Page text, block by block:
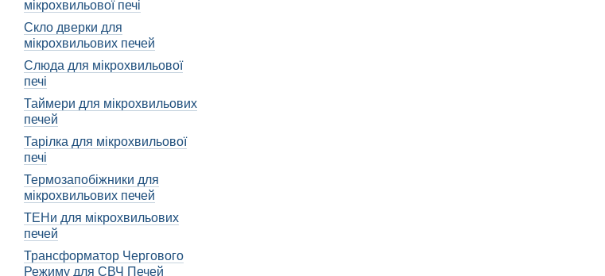
мікрохвильової печі
Скло дверки для
мікрохвильових печей
Слюда для мікрохвильової
печі
Таймери для мікрохвильових
печей
Тарілка для мікрохвильової
печі
Термозапобіжники для
мікрохвильових печей
ТЕНи для мікрохвильових
печей
Трансформатор Чергового
Режиму для СВЧ Печей